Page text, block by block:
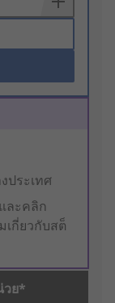
ประเทศ
ละคลิก
เกี่ยวกับสต็
ย*